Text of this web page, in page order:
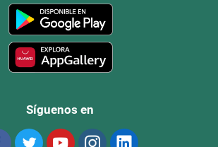
Síguenos en